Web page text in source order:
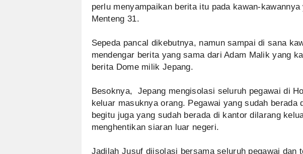
perlu menyampaikan berita itu pada kawan-
Menteng 31.
Sepeda pancal dikebutnya, namun sampai di sana
mendengar berita yang sama dari Adam Malik yang
berita Dome milik Jepang.
Besoknya, Jepang mengisolasi seluruh pegawai di
keluar masuknya orang. Pegawai yang sudah berada
begitu juga yang sudah berada di kantor dilarang
menghentikan siaran luar negeri.
Jadilah Jusuf diisolasi bersama seluruh pegawai dan